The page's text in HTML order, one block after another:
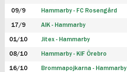
09/9 Hammarby - FC Rosengård
17/9 AIK - Hammarby
01/10 Jitex - Hammarby
08/10 Hammarby - KIF Örebro
16/10 Brommapojkarna - Hammarby